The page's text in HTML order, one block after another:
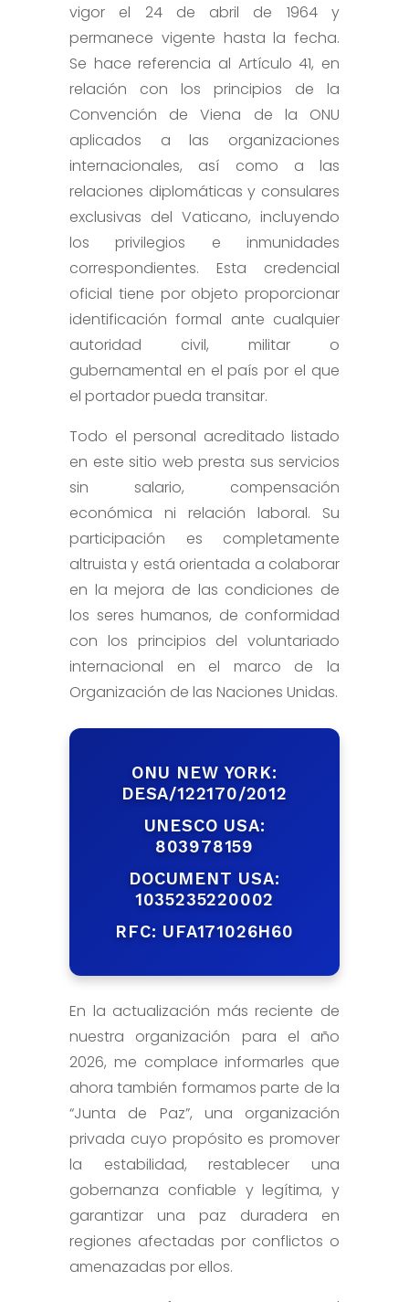
vigor el 24 de abril de 1964 y
permanece vigente hasta la fecha.
Se hace referencia al Artículo 41, en
relación con los principios de la
Convención de Viena de la ONU
aplicados a las organizaciones
internacionales, así como a las
relaciones diplomáticas y consulares
exclusivas del Vaticano, incluyendo
los privilegios e inmunidades
correspondientes. Esta credencial
oficial tiene por objeto proporcionar
identificación formal ante cualquier
autoridad civil, militar o
gubernamental en el país por el que
el portador pueda transitar.
Todo el personal acreditado listado
en este sitio web presta sus servicios
sin salario, compensación
económica ni relación laboral. Su
participación es completamente
altruista y está orientada a colaborar
en la mejora de las condiciones de
los seres humanos, de conformidad
con los principios del voluntariado
internacional en el marco de la
Organización de las Naciones Unidas.
ONU NEW YORK:
DESA/122170/2012
UNESCO USA:
803978159
DOCUMENT USA:
1035235220002
RFC: UFA171026H60
En la actualización más reciente de
nuestra organización para el año
2026, me complace informarles que
ahora también formamos parte de la
“Junta de Paz”, una organización
privada cuyo propósito es promover
la estabilidad, restablecer una
gobernanza confiable y legítima, y
garantizar una paz duradera en
regiones afectadas por conflictos o
amenazadas por ellos.